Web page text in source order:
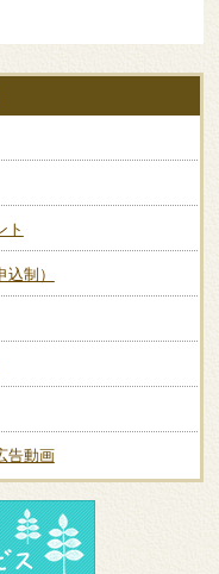
ト
制）
告動画